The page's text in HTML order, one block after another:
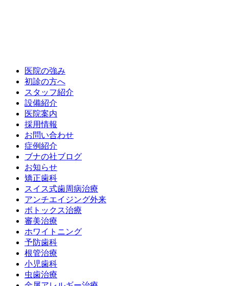
医院の強み
初診の方へ
スタッフ紹介
設備紹介
医院案内
採用情報
お問い合わせ
症例紹介
ブナの社ブログ
お知らせ
矯正歯科
スイス式歯周病治療
アンチエイジング外来
ボトックス治療
審美治療
ホワイトニング
予防歯科
根管治療
小児歯科
虫歯治療